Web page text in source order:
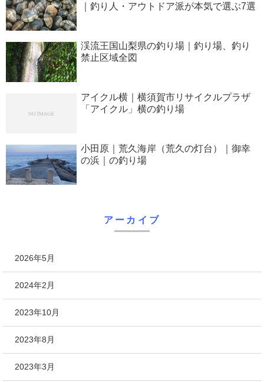
｜釣り人・アウトドア派が本気で選ぶ7選
渓流王国山梨県の釣り場｜釣り場、釣り
禁止区域全図
アイクル横｜横須賀市リサイクルプラザ
「アイクル」横の釣り場
小田原｜荒久海岸（荒久の灯台）｜御幸
の浜｜の釣り場
アーカイブ
2026年5月
2024年2月
2023年10月
2023年8月
2023年3月